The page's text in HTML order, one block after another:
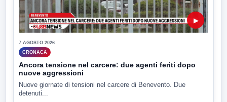
▶
7 AGOSTO 2026
CRONACA
Ancora tensione nel carcere: due agenti feriti dopo
nuove aggressioni
Nuove giornate di tensioni nel carcere di Benevento. Due
detenuti...